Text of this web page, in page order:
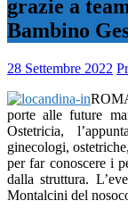
grazie a
Bambino
28 Settembre 2022
porte alle future
Ostetricia,
ginecologi,
per far conoscere i
dalla struttura.
Montalcini del